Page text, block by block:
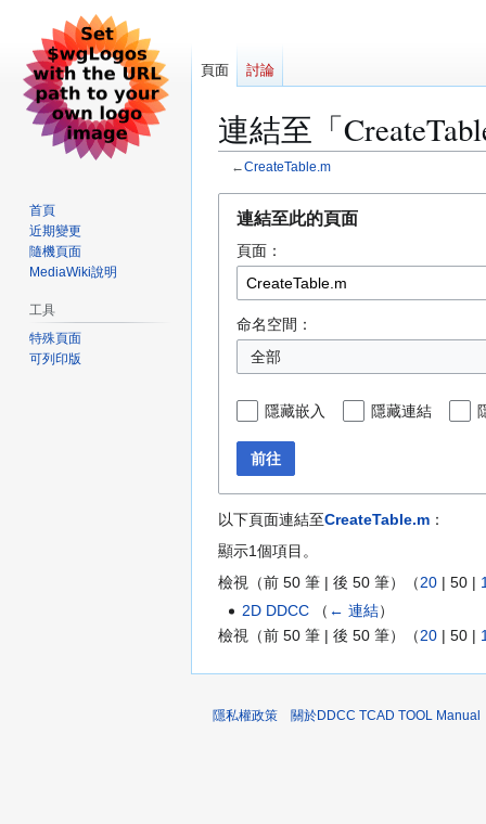
連結至「
←CreateTable.m
連結至此的頁面
頁面：
命名空間：
全部
隱藏嵌入 隱藏連結
前往
以下頁面連結至CreateTable.m ：
顯示1個項目。
檢視（前 50 筆 | 後 50 筆）（20 | 50 |
2D DDCC
（ ← 連結）
檢視（前 50 筆 | 後 50 筆）（20 | 50 |
頁面 討論
首頁
近期變更
隨機頁面
MediaWiki說明
工具
特殊頁面
可列印版
隱私權政策 關於DDCC TCAD TOOL Manual